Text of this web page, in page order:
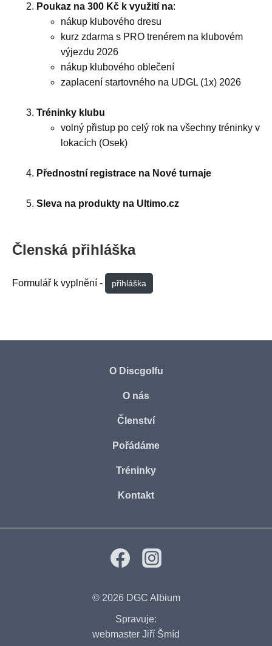
Poukaz na 300 Kč k využití na:
nákup klubového dresu
kurz zdarma s PRO trenérem na klubovém
výjezdu 2026
nákup klubového oblečení
zaplacení startovného na UDGL (1x) 2026
Tréninky klubu
volný přistup po celý rok na všechny tréninky v
lokacích (Osek)
Přednostní registrace na Nové turnaje
Sleva na produkty na Ultimo.cz
Členská přihláška
Formulář k vyplnění - přihláška
O Discgolfu
O nás
Členství
Pořádáme
Tréninky
Kontakt
© 2026 DGC Albium
Spravuje:
webmaster Jiří Šmíd